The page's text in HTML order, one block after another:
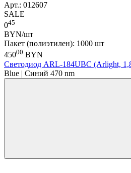
Арт.: 012607
SALE
045
BYN/шт
Пакет (полиэтилен): 1000 шт
45000 BYN
Светодиод ARL-184UBC (Arlight,
Blue | Синий 470 nm